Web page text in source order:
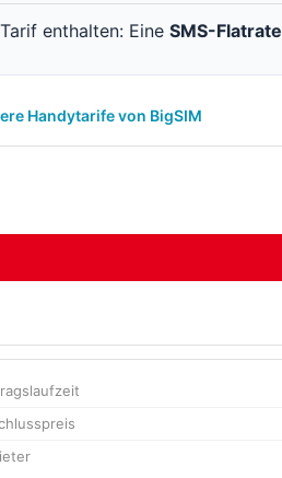
enthalten: Eine SMS-Flatrate
Handytarife von BigSIM